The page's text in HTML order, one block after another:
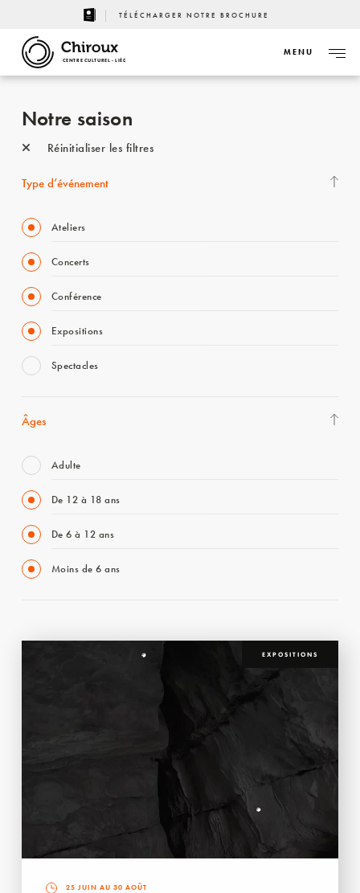
TÉLÉCHARGER NOTRE BROCHURE
CENTRE CULTUREL - LIÈGE
MENU
Notre saison
Réinitialiser les filtres
Type d’événement
Ateliers
Concerts
Conférence
Expositions
Spectacles
Âges
Adulte
De 12 à 18 ans
De 6 à 12 ans
Moins de 6 ans
EXPOSITIONS
25 JUIN AU 30 AOÛT